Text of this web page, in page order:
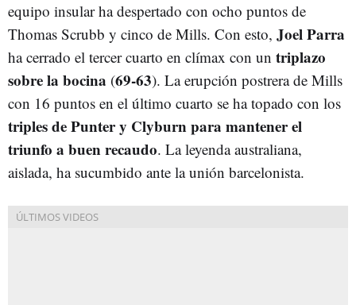
equipo insular ha despertado con ocho puntos de
Thomas Scrubb y cinco de Mills. Con esto, Joel Parra
ha cerrado el tercer cuarto en clímax con un triplazo
sobre la bocina (69-63). La erupción postrera de Mills
con 16 puntos en el último cuarto se ha topado con los
triples de Punter y Clyburn para mantener el
triunfo a buen recaudo. La leyenda australiana,
aislada, ha sucumbido ante la unión barcelonista.